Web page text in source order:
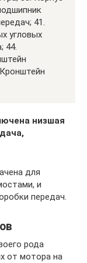
41.
угловых
44.
низшая
для
и
передач.
рода
от мотора на